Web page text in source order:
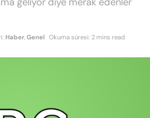
Haber,Genel Okuma süresi: 2 mins read